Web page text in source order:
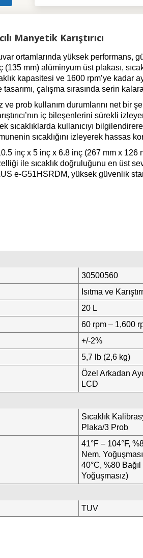
Manyetik Karıştırıcı
ortamlarında yüksek performans,
mm) alüminyum üst plakası,
kapasitesi ve 1600 rpm’ye
çalışma sırasında serin
ve prob kullanım durumlarını net
iç bileşenlerini sürekli
sıcaklıklarda kullanıcıyı
sıcaklığını izleyerek hassas
inç x 5 inç x 6.8 inç (267 mm x
ile sıcaklık doğruluğunu en üst
e-G51HSRDM, yüksek güvenlik
30500560
Isıtma ve
20 L
60 rpm – 1,600
+/-2%
5,7 lb (2,6 kg)
Özel Arkadan
LCD
Sıcaklık
Plaka/3 Prob
41°F – 104°F,
Nem,
40°C, %80
Yoğuşmasız)
TUV